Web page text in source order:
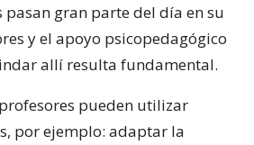
pasan gran parte del día en su
y el apoyo psicopedagógico
allí resulta fundamental.
pueden utilizar
por ejemplo: adaptar la